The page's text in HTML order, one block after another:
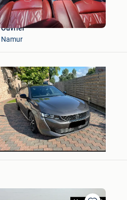
Ouvrier
Namur
Bewaren
in
Mijn
Cliff
Waasmunster